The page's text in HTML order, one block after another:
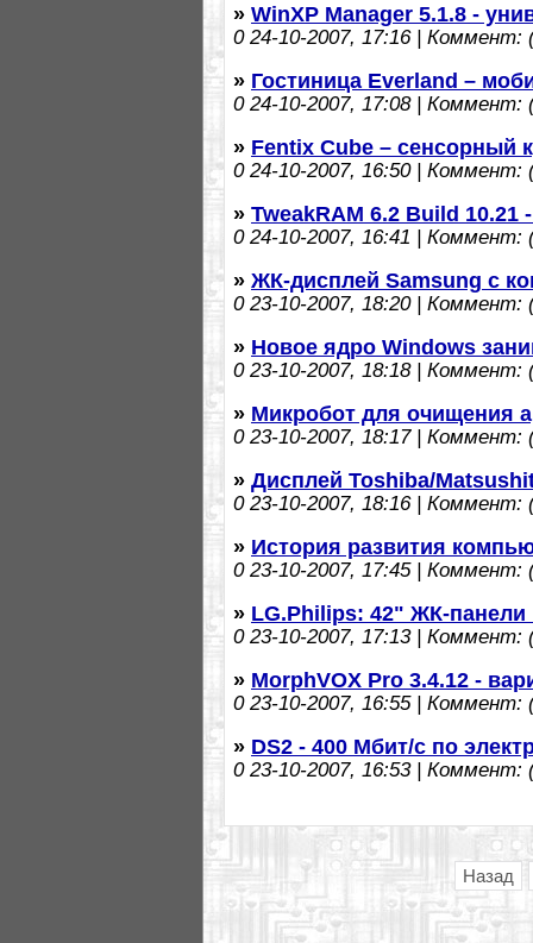
» WinXP Manager 5.1.8 -
024-10-2007, 17:16 | Коммент:
» Гостиница Everland –
024-10-2007, 17:08 | Коммент:
» Fentix Cube – сенсорный
024-10-2007, 16:50 | Коммент:
» TweakRAM 6.2 Build 10.21
024-10-2007, 16:41 | Коммент:
» ЖК-дисплей Samsung с
023-10-2007, 18:20 | Коммент:
» Новое ядро Windows
023-10-2007, 18:18 | Коммент:
» Микробот для очищения
023-10-2007, 18:17 | Коммент:
» Дисплей Toshiba/
023-10-2007, 18:16 | Коммент:
» История развития
023-10-2007, 17:45 | Коммент:
» LG.Philips: 42" ЖК-панели
023-10-2007, 17:13 | Коммент:
» MorphVOX Pro 3.4.12 -
023-10-2007, 16:55 | Коммент:
» DS2 - 400 Мбит/с по
023-10-2007, 16:53 | Коммент:
Назад